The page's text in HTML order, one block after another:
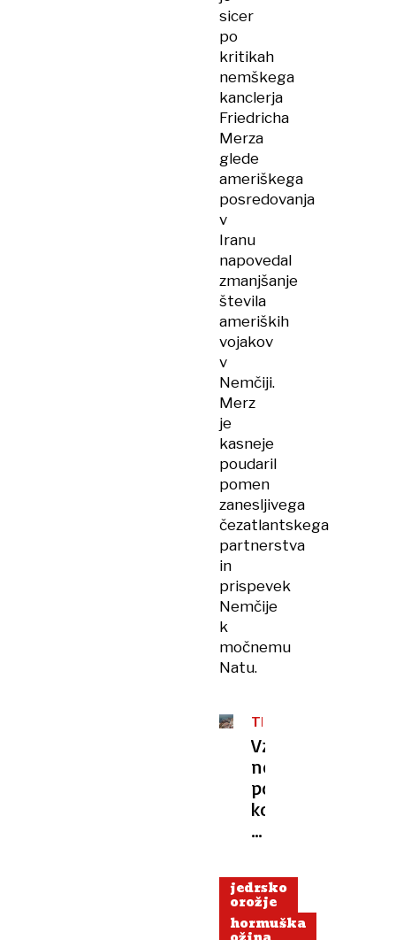
sicer
po
kritikah
nemškega
kanclerja
Friedricha
Merza
glede
ameriškega
posredovanja
v
Iranu
napovedal
zmanjšanje
števila
ameriških
vojakov
v
Nemčiji.
Merz
je
kasneje
poudaril
pomen
zanesljivega
čezatlantskega
partnerstva
in
prispevek
Nemčije
k
močnemu
Natu.
TRANSPORT
Vzpostavljajo
novo
pot
kot
alternativo
ožini,
Hrvati
si
jedrsko
orožje
hormuška